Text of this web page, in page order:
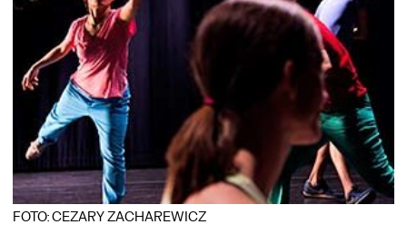
FOTO: CEZARY ZACHAREWICZ
COOKIE-EINSTELLUNGEN
Wir verwenden Cookies und Inhalte externer Anbieter auf
unserer Website. Notwendige Cookies sind essenziell, damit
Sie die Website nutzen können. Andere Cookies helfen uns,
die Website weiterzuentwickeln. Sie können Ihre Einwilligung
jederzeit widerrufen. Bitte besuchen Sie unsere